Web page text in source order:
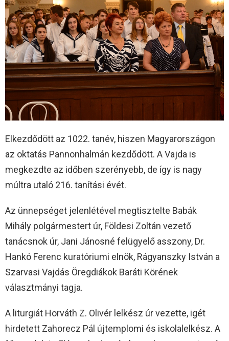
Elkezdődött az 1022. tanév, hiszen Magyarországon
az oktatás Pannonhalmán kezdődött. A Vajda is
megkezdte az időben szerényebb, de így is nagy
múltra utaló 216. tanítási évét.
Az ünnepséget jelenlétével megtisztelte Babák
Mihály polgármestert úr, Földesi Zoltán vezető
tanácsnok úr, Jani Jánosné felügyelő asszony, Dr.
Hankó Ferenc kuratóriumi elnök, Rágyanszky István a
Szarvasi Vajdás Öregdiákok Baráti Körének
választmányi tagja.
A liturgiát Horváth Z. Olivér lelkész úr vezette, igét
hirdetett Zahorecz Pál újtemplomi és iskolalelkész. A